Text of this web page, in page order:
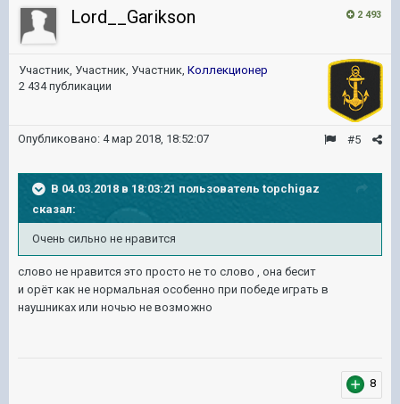
2 493
Lord__Garikson
Участник, Участник, Участник, Коллекционер
2 434 публикации
#5
Опубликовано: 4 мар 2018, 18:52:07
В 04.03.2018 в 18:03:21 пользователь topchigaz
сказал:
Очень сильно не нравится
слово не нравится это просто не то слово , она бесит
и орёт как не нормальная особенно при победе играть в
наушниках или ночью не возможно
8